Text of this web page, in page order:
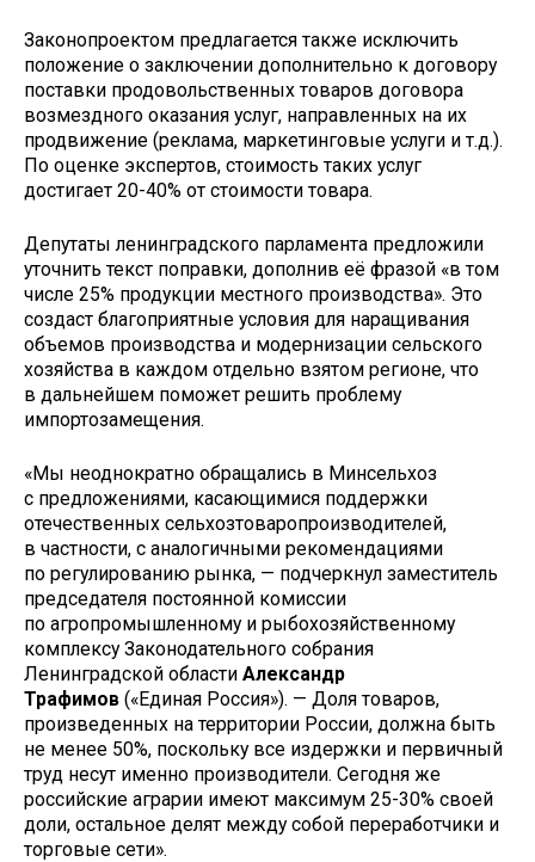
Законопроектом предлагается также исключить
положение о заключении дополнительно к договору
поставки продовольственных товаров договора
возмездного оказания услуг, направленных на их
продвижение (реклама, маркетинговые услуги и т.д.).
По оценке экспертов, стоимость таких услуг
достигает 20-40% от стоимости товара.
Депутаты ленинградского парламента предложили
уточнить текст поправки, дополнив её фразой «в том
числе 25% продукции местного производства». Это
создаст благоприятные условия для наращивания
объемов производства и модернизации сельского
хозяйства в каждом отдельно взятом регионе, что
в дальнейшем поможет решить проблему
импортозамещения.
«Мы неоднократно обращались в Минсельхоз
с предложениями, касающимися поддержки
отечественных сельхозтоваропроизводителей,
в частности, с аналогичными рекомендациями
по регулированию рынка, — подчеркнул заместитель
председателя постоянной комиссии
по агропромышленному и рыбохозяйственному
комплексу Законодательного собрания
Ленинградской области Александр
Трафимов («Единая Россия»). — Доля товаров,
произведенных на территории России, должна быть
не менее 50%, поскольку все издержки и первичный
труд несут именно производители. Сегодня же
российские аграрии имеют максимум 25-30% своей
доли, остальное делят между собой переработчики и
торговые сети».